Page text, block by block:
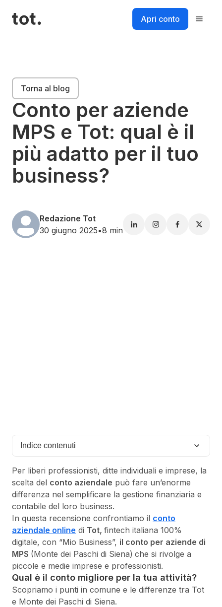
Apri conto
Soluzioni
Risorse
Prezzi
Login
Torna al blog
Conto per aziende
MPS e Tot: qual è il
più adatto per il tuo
business?
Redazione Tot
30 giugno 2025•8 min
Indice contenuti
Per liberi professionisti, ditte individuali e imprese, la
scelta del conto aziendale può fare un’enorme
differenza nel semplificare la gestione finanziaria e
contabile del loro business.
In questa recensione confrontiamo il conto
aziendale online di Tot, fintech italiana 100%
digitale, con “Mio Business”, il conto per aziende di
MPS (Monte dei Paschi di Siena) che si rivolge a
piccole e medie imprese e professionisti.
Qual è il conto migliore per la tua attività?
Scopriamo i punti in comune e le differenze tra Tot
e Monte dei Paschi di Siena.